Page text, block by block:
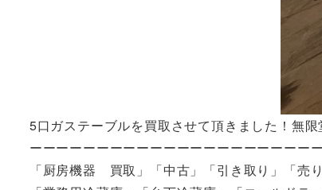
5口ガステーブルを買取させて頂きました！無
ーーーーーーーーーーーーーーーーーーーーー
「厨房機器 買取」「中古」「引き取り」「売